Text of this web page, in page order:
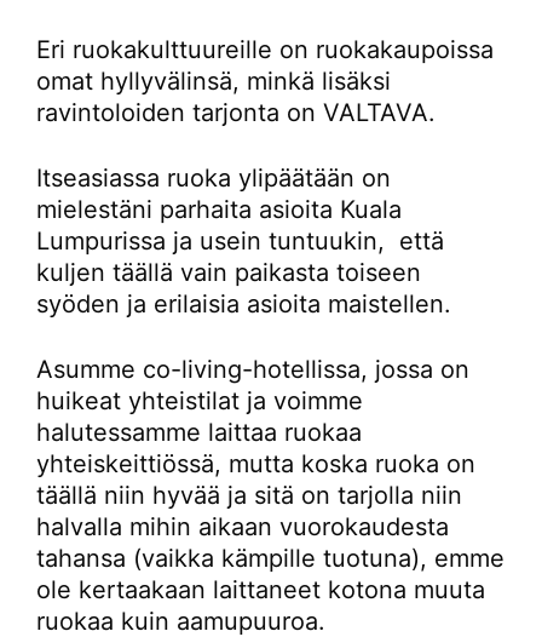
Eri ruokakulttuureille on ruokakaupoissa
omat hyllyvälinsä, minkä lisäksi
ravintoloiden tarjonta on VALTAVA.
Itseasiassa ruoka ylipäätään on
mielestäni parhaita asioita Kuala
Lumpurissa ja usein tuntuukin, että
kuljen täällä vain paikasta toiseen
syöden ja erilaisia asioita maistellen.
Asumme co-living-hotellissa, jossa on
huikeat yhteistilat ja voimme
halutessamme laittaa ruokaa
yhteiskeittiössä, mutta koska ruoka on
täällä niin hyvää ja sitä on tarjolla niin
halvalla mihin aikaan vuorokaudesta
tahansa (vaikka kämpille tuotuna), emme
ole kertaakaan laittaneet kotona muuta
ruokaa kuin aamupuuroa.